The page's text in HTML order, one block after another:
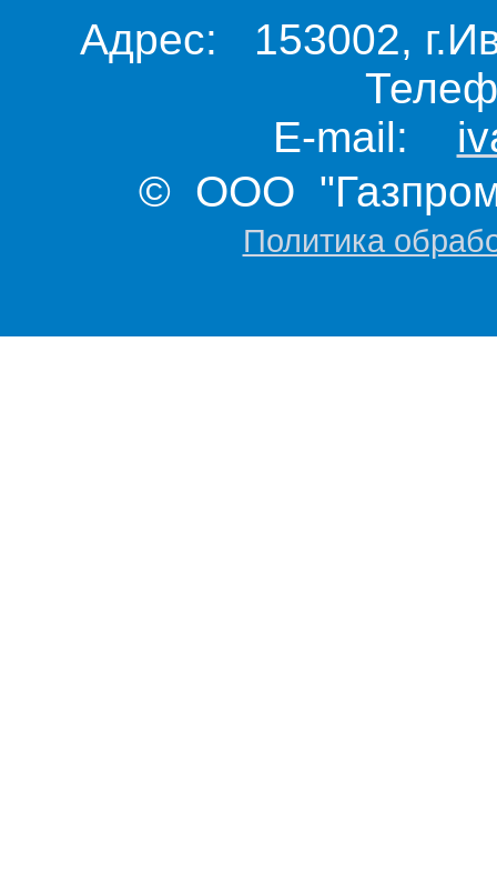
Адрес: 153002,
E-mail:
© ООО "Газпром
Политика